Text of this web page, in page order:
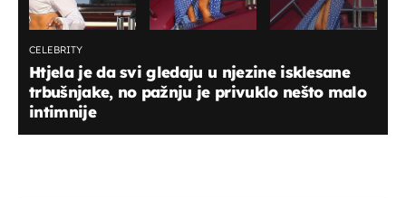
CELEBRITY
Htjela je da svi gledaju u njezine isklesane
trbušnjake, no pažnju je privuklo nešto malo
intimnije